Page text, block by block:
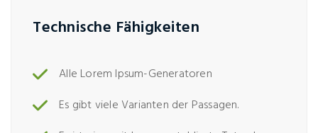
Technische Fähigkeiten
Alle Lorem Ipsum-Generatoren
Es gibt viele Varianten der Passagen.